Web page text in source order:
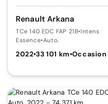
Renault Arkana
TCe 140 EDC FAP 21B•Intens
Essence•Auto.
2022•33 101 km•Occasion